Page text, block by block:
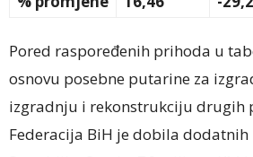
Pored raspoređenih prihoda u
osnovu posebne putarine za
izgradnju i rekonstrukciju drugih
Federacija BiH je dobila dodatnih